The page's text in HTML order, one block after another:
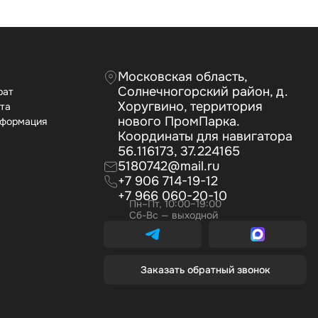
Московская область,
Солнечногорский район, д.
Хоругвино, территория
нового ПромПарка.
Координаты для навигатора
56.116173, 37.224165
5180742@mail.ru
+7 906 714-19-12
+7 966 060-20-10
Пн–Пт, 10:00–19:00
Сб-Вс — выходной
Заказать обратный звонок